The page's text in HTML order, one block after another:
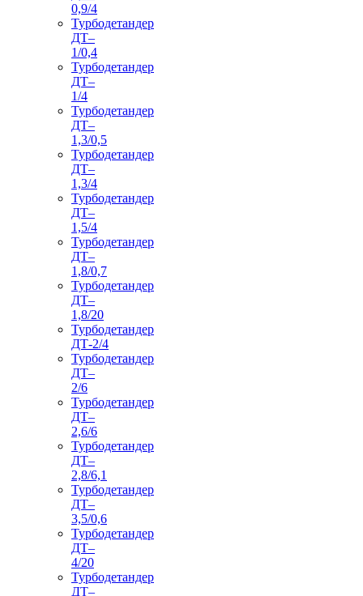
0,9/4
Турбодетандер
ДТ–
1/0,4
Турбодетандер
ДТ–
1/4
Турбодетандер
ДТ–
1,3/0,5
Турбодетандер
ДТ–
1,3/4
Турбодетандер
ДТ–
1,5/4
Турбодетандер
ДТ–
1,8/0,7
Турбодетандер
ДТ–
1,8/20
Турбодетандер
ДТ-2/4
Турбодетандер
ДТ–
2/6
Турбодетандер
ДТ–
2,6/6
Турбодетандер
ДТ–
2,8/6,1
Турбодетандер
ДТ–
3,5/0,6
Турбодетандер
ДТ–
4/20
Турбодетандер
ДТ–